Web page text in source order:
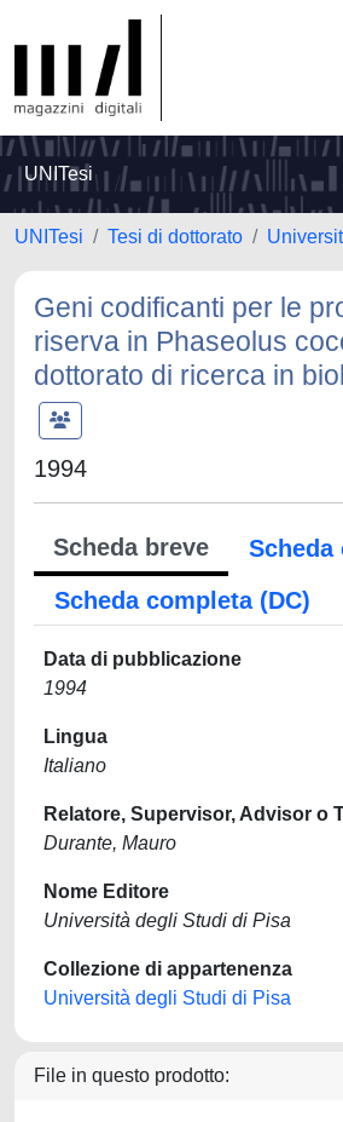
UNITesi
UNITesi Tesi di dottorato
Geni codificanti per le
riserva in Phaseolus
dottorato di ricerca in
1994
Scheda breve
Scheda
Scheda completa (DC)
Data di pubblicazione
1994
Lingua
Italiano
Relatore, Supervisor, Advisor o
Durante, Mauro
Nome Editore
Università degli Studi di Pisa
Collezione di appartenenza
Università degli Studi di Pisa
File in questo prodotto: